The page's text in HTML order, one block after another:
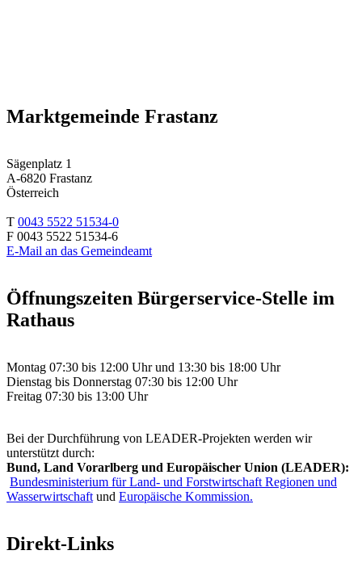
Marktgemeinde Frastanz
Sägenplatz 1
A-6820 Frastanz
Österreich
T 0043 5522 51534-0
F 0043 5522 51534-6
E-Mail an das Gemeindeamt
Öffnungszeiten Bürgerservice-Stelle im
Rathaus
Montag 07:30 bis 12:00 Uhr und 13:30 bis 18:00 Uhr
Dienstag bis Donnerstag 07:30 bis 12:00 Uhr
Freitag 07:30 bis 13:00 Uhr
Bei der Durchführung von LEADER-Projekten werden wir
unterstützt durch:
Bund, Land Vorarlberg und Europäischer Union (LEADER):
Bundesministerium für Land- und Forstwirtschaft Regionen und
Wasserwirtschaft und Europäische Kommission.
Direkt-Links